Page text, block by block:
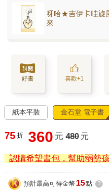
呀哈★吉伊卡哇旋
來
好書 喜歡+1
紙本平裝 金石堂 電子書
75 折 360 元 480 元
認購希望書包，幫助弱勢
預計最高可得金幣 15點 ?